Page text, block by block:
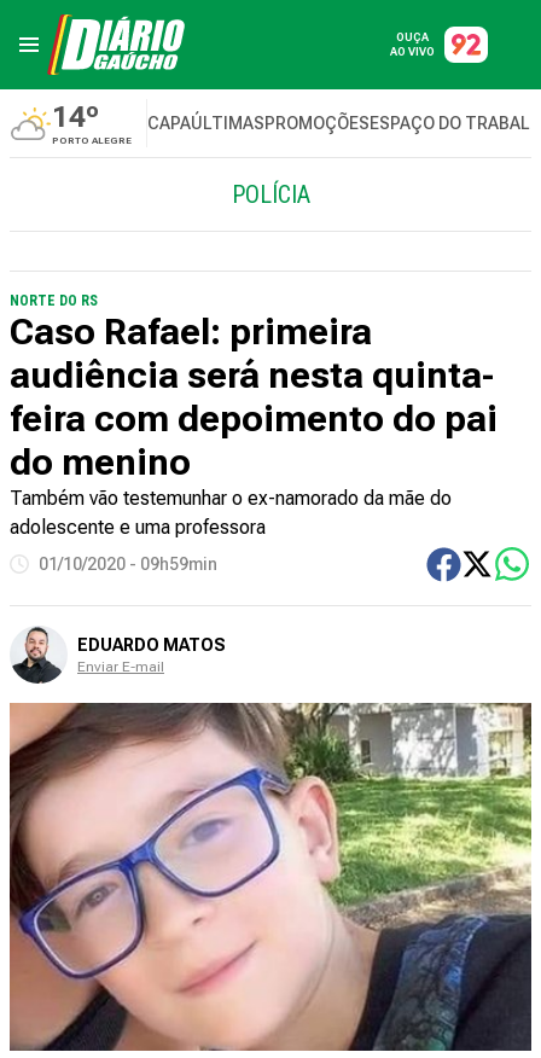
OUÇA
AO VIVO
14º
PORTO ALEGRE
CAPAÚLTIMASPROMOÇÕESESPAÇO DO
POLÍCIA
NORTE DO RS
Caso Rafael: primeira
audiência será nesta quinta-
feira com depoimento do pai
do menino
Também vão testemunhar o ex-namorado da mãe do
adolescente e uma professora
01/10/2020 - 09h59min
EDUARDO MATOS
Enviar E-mail